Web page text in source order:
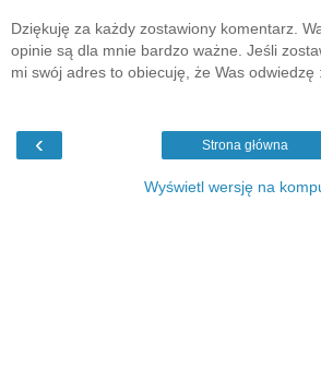
Dziękuję za każdy zostawiony komentarz.
opinie są dla mnie bardzo ważne. Jeśli
mi swój adres to obiecuję, że Was odwiedzę
‹ Strona główna
Wyświetl wersję na